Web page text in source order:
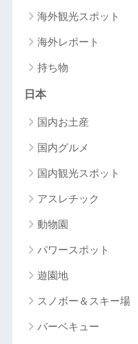
海外観光スポット
海外レポート
持ち物
日本
国内お土産
国内グルメ
国内観光スポット
アスレチック
動物園
パワースポット
遊園地
スノボー＆スキー場
バーベキュー